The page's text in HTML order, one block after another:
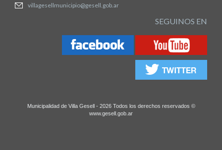
villagesellmunicipio@gesell.gob.ar
SEGUINOS EN
Municipalidad de Villa Gesell - 2026 Todos los derechos reservados ©
www.gesell.gob.ar